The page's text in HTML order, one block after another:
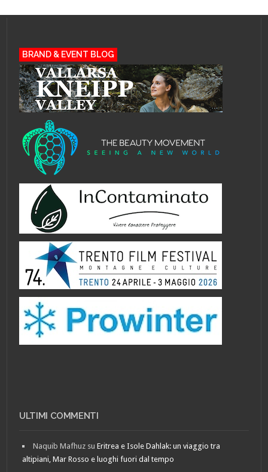
BRAND & EVENT BLOG
ULTIMI COMMENTI
Naquib Mafhuz suEritrea e Isole Dahlak: un viaggio tra
altipiani, Mar Rosso e luoghi fuori dal tempo